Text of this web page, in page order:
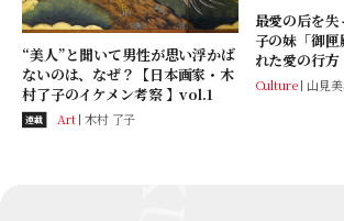
“美人”と聞いて男性が思い浮かば
ないのは、なぜ？【日本画家・木
村了子のイケメン考察 】vol.1
連載 Art 木村 了子
最愛の后を
子の妹「御
れた愛の行方
Culture 山見